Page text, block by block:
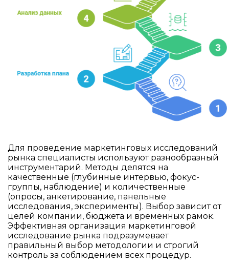
Для проведение маркетинговых исследований
рынка специалисты используют разнообразный
инструментарий. Методы делятся на
качественные (глубинные интервью, фокус-
группы, наблюдение) и количественные
(опросы, анкетирование, панельные
исследования, эксперименты). Выбор зависит от
целей компании, бюджета и временных рамок.
Эффективная организация маркетинговой
исследование рынка подразумевает
правильный выбор методологии и строгий
контроль за соблюдением всех процедур.